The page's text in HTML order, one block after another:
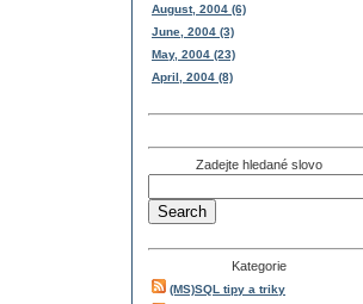
August, 2004 (6)
June, 2004 (3)
May, 2004 (23)
April, 2004 (8)
Zadejte hledané slovo
Kategorie
(MS)SQL tipy a triky